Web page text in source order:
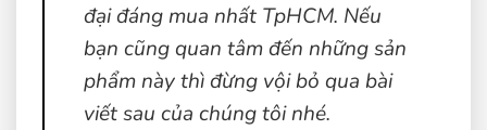
đại đáng mua nhất TpHCM. Nếu
bạn cũng quan tâm đến những sản
phẩm này thì đừng vội bỏ qua bài
viết sau của chúng tôi nhé.